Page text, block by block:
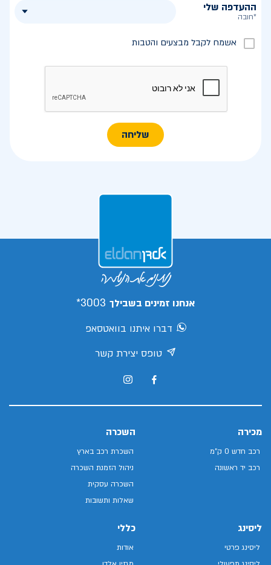
ההעדפה שלי
*חובה
אשמח לקבל מבצעים והטבות
שליחה
אנחנו זמינים בשבילך 3003*
דברו איתנו בוואטסאפ
טופס יצירת קשר
מכירה
רכב חדש 0 ק"מ
רכב יד ראשונה
השכרה
השכרת רכב בארץ
ניהול הזמנת השכרה
השכרה עסקית
שאלות ותשובות
ליסינג
ליסינג פרטי
כללי
אודות